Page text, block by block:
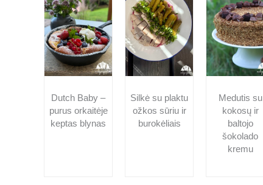
Dutch Baby –
purus orkaitėje
keptas blynas
Silkė su plaktu
ožkos sūriu ir
burokėliais
Medutis su
kokosų ir
baltojo
šokolado
kremu